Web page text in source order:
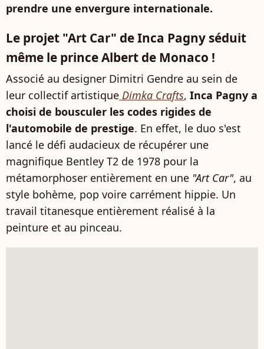
prendre une envergure internationale.
Le projet "Art Car" de Inca Pagny séduit
même le prince Albert de Monaco !
Associé au designer Dimitri Gendre au sein de
leur collectif artistique Dimka Crafts, Inca Pagny a
choisi de bousculer les codes rigides de
l'automobile de prestige. En effet, le duo s'est
lancé le défi audacieux de récupérer une
magnifique Bentley T2 de 1978 pour la
métamorphoser entièrement en une "Art Car", au
style bohème, pop voire carrément hippie. Un
travail titanesque entièrement réalisé à la
peinture et au pinceau.